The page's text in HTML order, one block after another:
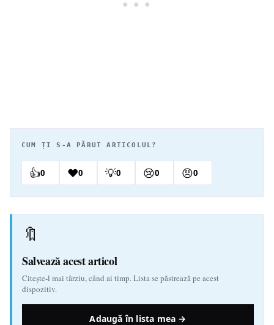
CUM ȚI S-A PĂRUT ARTICOLUL?
👍0 ❤️0 💡0 😢0 😠0
🔖
Salvează acest articol
Citește-l mai târziu, când ai timp. Lista se păstrează pe acest
dispozitiv.
Adaugă în lista mea →